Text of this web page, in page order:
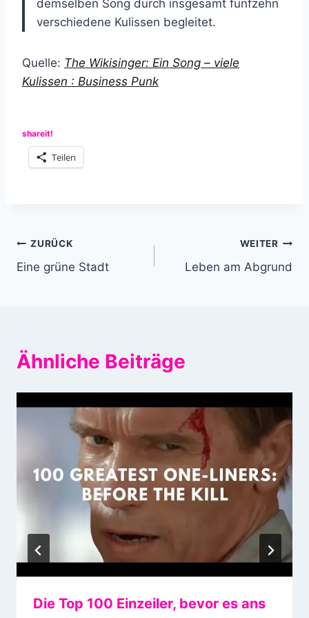
demselben Song durch insgesamt fünfzehn
verschiedene Kulissen begleitet.
Quelle: The Wikisinger: Ein Song – viele
Kulissen : Business Punk
shareit!
Teilen
Beitragsnavigation
ZURÜCK
Eine grüne Stadt
WEITER
Leben am Abgrund
Ähnliche Beiträge
Die Top 100 Einzeiler, bevor es ans